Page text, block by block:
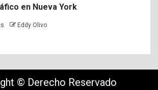
en Nueva York
Eddy Olivo
© Derecho Reservado